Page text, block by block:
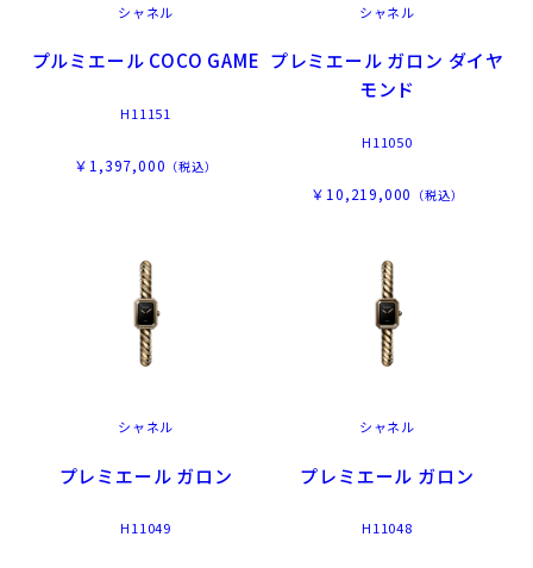
シャネル
プルミエール COCO GAME
H11151
￥1,397,000 （税込）
シャネル
プレミエール ガロン ダイヤ
モンド
H11050
￥10,219,000 （税込）
シャネル
プレミエール ガロン
H11049
シャネル
プレミエール ガロン
H11048